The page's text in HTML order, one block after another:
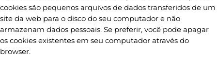
cookies são pequenos arquivos de dados transferidos de um
site da web para o disco do seu computador e não
armazenam dados pessoais. Se preferir, você pode apagar
os cookies existentes em seu computador através do
browser.